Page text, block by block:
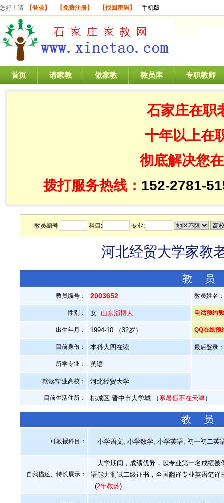
您好！请 【登录】 【免费注册】 【找回密码】 手机版
首页 请家教 做家教 教员库 专职教师
石家庄在职
十年以上在
彻底解决您
拨打服务热线： 152-2781-
教员编号 科目: 专业:
河北经贸大学家教
教
教员编号： 2003652 教员姓名
性别： 女 山东淄博人 电话预约
出生年月： 1994-10 （32岁） QQ在线预
目前身份： 本科大四在读 最后登录
所学专业： 英语
就读/毕业高校： 河北经贸大学
目前生活住所： 桃城区.晋中市大学城 （寒暑假不在天津）
教 员
可教授科目： 小学语文, 小学数学, 小学英语, 初一初二英
自我描述、特长展示 ：
大学期间，成绩优异，以专业第一名成绩被
语能力测试二级证书，全国翻译专业英语笔
(2年教龄)